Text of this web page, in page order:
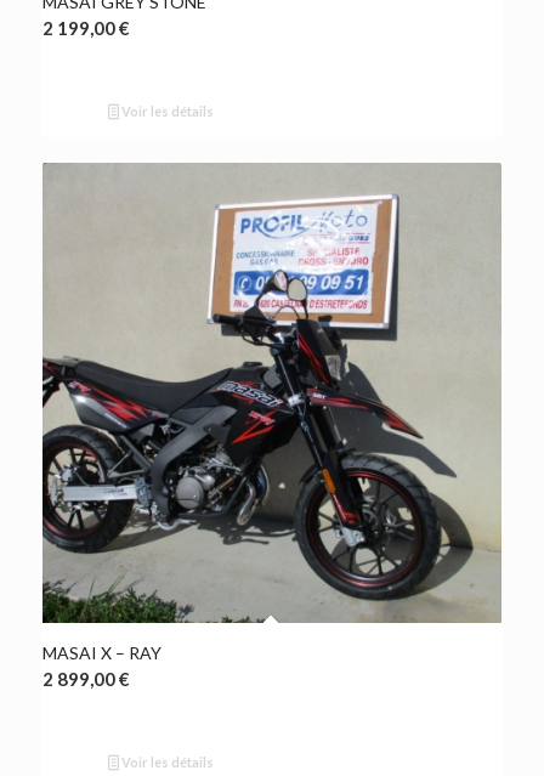
2 199,00€
Voir les détails
MASAI X – RAY
2 899,00€
Voir les détails